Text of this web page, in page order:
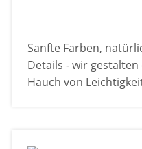
Sanfte Farben,
Details - wir
Hauch von